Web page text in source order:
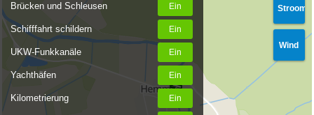
Brücken und Schleusen
Schifffahrt schildern
UKW-Funkkanäle
Yachthäfen
Kilometrierung
Stroom
Wind